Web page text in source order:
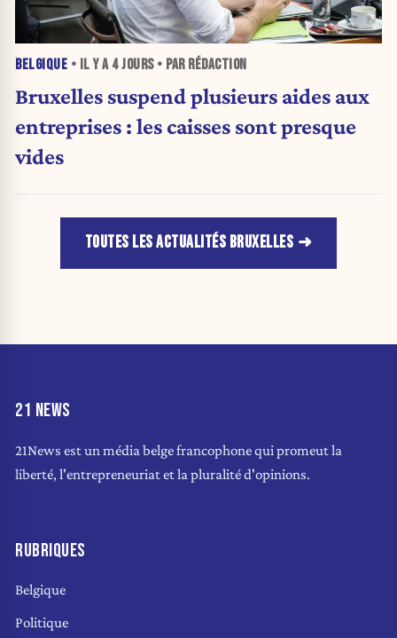
BELGIQUE • IL Y A 4 JOURS• PAR RÉDACTION
Bruxelles suspend plusieurs aides aux
entreprises : les caisses sont presque
vides
TOUTES LES ACTUALITÉS BRUXELLES
21 NEWS
21News est un média belge francophone qui promeut la
liberté, l'entrepreneuriat et la pluralité d'opinions.
RUBRIQUES
Belgique
Politique